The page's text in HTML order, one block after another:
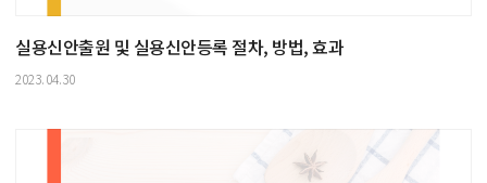
실용신안출원 및 실용신안등록 절차, 방법, 효과
2023.04.30